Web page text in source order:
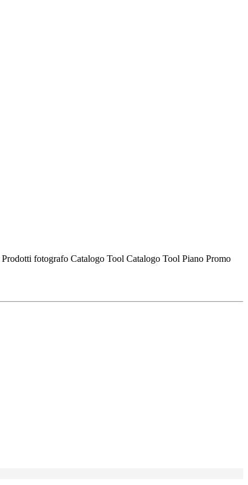
Prodotti fotografo Catalogo Tool Catalogo Tool Piano Promo